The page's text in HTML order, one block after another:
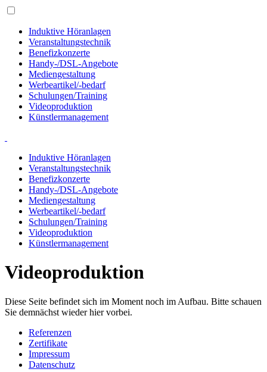
Induktive Höranlagen
Veranstaltungstechnik
Benefizkonzerte
Handy-/DSL-Angebote
Mediengestaltung
Werbeartikel/-bedarf
Schulungen/Training
Videoproduktion
Künstlermanagement
Induktive Höranlagen
Veranstaltungstechnik
Benefizkonzerte
Handy-/DSL-Angebote
Mediengestaltung
Werbeartikel/-bedarf
Schulungen/Training
Videoproduktion
Künstlermanagement
Videoproduktion
Diese Seite befindet sich im Moment noch im Aufbau. Bitte schauen
Sie demnächst wieder hier vorbei.
Referenzen
Zertifikate
Impressum
Datenschutz